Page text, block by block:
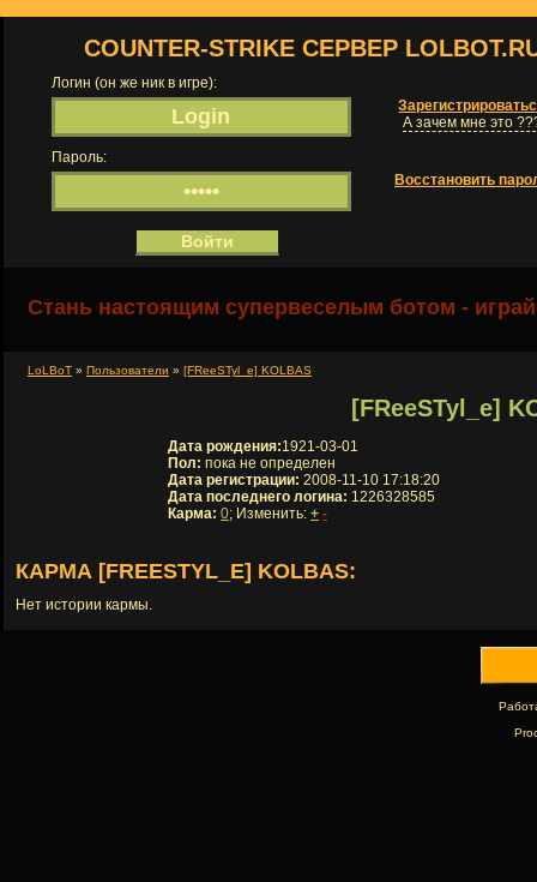
COUNTER-STRIKE СЕРВЕР
Логин (он же ник в игре):
А зачем мне это
Пароль:
Восстановить
Стань настоящим супервеселым ботом -
LoLBoT » Пользователи » [FReeSTyl_e] KOLBAS
[FReeSTyl_e]
Дата рождения:1921-03-01
Пол: пока не определен
Дата регистрации: 2008-11-10 17:18:20
Дата последнего логина: 1226328585
Карма: 0; Изменить: + -
КАРМА [FREESTYL_E] KOLBAS:
Нет истории кармы.